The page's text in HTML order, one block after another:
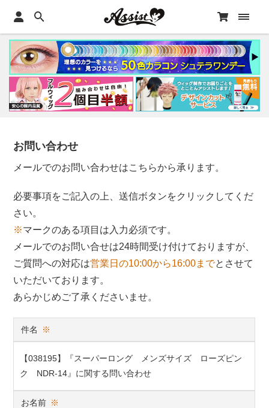
お問い合わせ
メールでのお問い合わせはこちらから承ります。
必要事項をご記入の上、送信ボタンをクリックしてくだ
さい。
※マークのある項目は入力必須です。
メールでのお問い合せは24時間受け付けておりますが、
ご質問への対応は営業日の10:00から16:00までとさせて
いただいております。
あらかじめご了承くださいませ。
件名 ※
【038195】『スーパーロング メンズサイズ ローズピン
ク NDR-14』に関する問い合わせ
お名前 ※